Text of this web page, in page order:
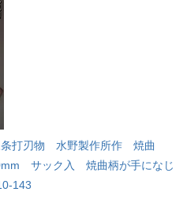
条打刃物 水野製作所作 焼曲
サック入 焼曲柄が手になじ
143